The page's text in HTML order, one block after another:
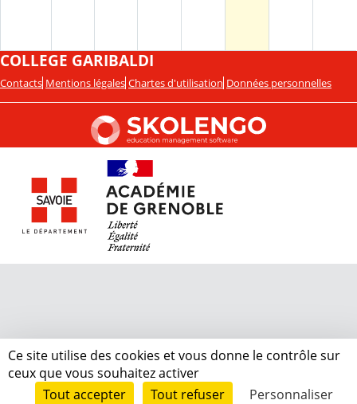
COLLEGE GARIBALDI
Contacts Mentions légales Chartes d'utilisation Données personnelles
Ce site utilise des cookies et vous donne le contrôle sur
ceux que vous souhaitez activer
Tout accepter
Tout refuser Personnaliser